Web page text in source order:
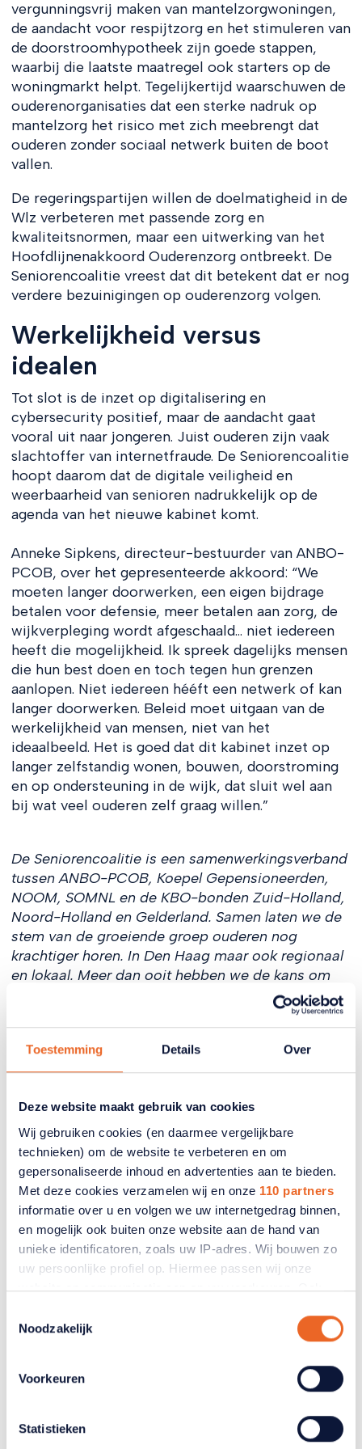
Toestemming Details Over
Deze website maakt gebruik van cookies
Wij gebruiken cookies (en daarmee vergelijkbare
technieken) om de website te verbeteren en om
gepersonaliseerde inhoud en advertenties aan te bieden.
Met deze cookies verzamelen wij en onze 110 partners
informatie over u en volgen we uw internetgedrag binnen,
en mogelijk ook buiten onze website aan de hand van
unieke identificatoren, zoals uw IP-adres. Wij bouwen zo
uw persoonlijke profiel op. Hiermee passen wij onze
website en communicatie aan op uw voorkeuren. Ook
van uw recente internetgedrag. Ook delen we mogelijk
partners voor social media, adverteren en analyse. Deze
partners kunnen deze gegevens combineren met andere
verzameld op basis van uw gebruik van hun services.
Verandert u later van gedachten? U kunt uw voorkeuren
Noodzakelijk
Voorkeuren
Statistieken
vergunningsvrij maken van mantelzorgwoningen,
de aandacht voor respijtzorg en het stimuleren van
de doorstroomhypotheek zijn goede stappen,
waarbij die laatste maatregel ook starters op de
woningmarkt helpt. Tegelijkertijd waarschuwen de
ouderenorganisaties dat een sterke nadruk op
mantelzorg het risico met zich meebrengt dat
ouderen zonder sociaal netwerk buiten de boot
vallen.
De regeringspartijen willen de doelmatigheid in de
Wlz verbeteren met passende zorg en
kwaliteitsnormen, maar een uitwerking van het
Hoofdlijnenakkoord Ouderenzorg ontbreekt. De
Seniorencoalitie vreest dat dit betekent dat er nog
verdere bezuinigingen op ouderenzorg volgen.
Werkelijkheid versus
idealen
Tot slot is de inzet op digitalisering en
cybersecurity positief, maar de aandacht gaat
vooral uit naar jongeren. Juist ouderen zijn vaak
slachtoffer van internetfraude. De Seniorencoalitie
hoopt daarom dat de digitale veiligheid en
weerbaarheid van senioren nadrukkelijk op de
agenda van het nieuwe kabinet komt.
Anneke Sipkens, directeur-bestuurder van ANBO-
PCOB, over het gepresenteerde akkoord: “We
moeten langer doorwerken, een eigen bijdrage
betalen voor defensie, meer betalen aan zorg, de
wijkverpleging wordt afgeschaald… niet iedereen
heeft die mogelijkheid. Ik spreek dagelijks mensen
die hun best doen en toch tegen hun grenzen
aanlopen. Niet iedereen hééft een netwerk of kan
langer doorwerken. Beleid moet uitgaan van de
werkelijkheid van mensen, niet van het
ideaalbeeld. Het is goed dat dit kabinet inzet op
langer zelfstandig wonen, bouwen, doorstroming
en op ondersteuning in de wijk, dat sluit wel aan
bij wat veel ouderen zelf graag willen.”
De Seniorencoalitie is een samenwerkingsverband
tussen ANBO-PCOB, Koepel Gepensioneerden,
NOOM, SOMNL en de KBO-bonden Zuid-Holland,
Noord-Holland en Gelderland. Samen laten we de
stem van de groeiende groep ouderen nog
krachtiger horen. In Den Haag maar ook regionaal
en lokaal. Meer dan ooit hebben we de kans om
senioren in staat te stellen hun bijdrage aan onze
maatschappij te blijven leveren en zich te kunnen
blijven ontwikkelen
Gerelateerde artikelen
Gordelroos
Seniorencoalitie ziet